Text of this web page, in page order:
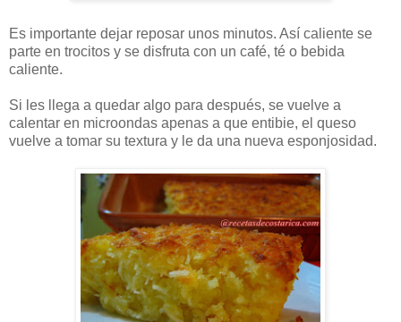
Es importante dejar reposar unos minutos. Así caliente se
parte en trocitos y se disfruta con un café, té o bebida
caliente.
Si les llega a quedar algo para después, se vuelve a
calentar en microondas apenas a que entibie, el queso
vuelve a tomar su textura y le da una nueva esponjosidad.